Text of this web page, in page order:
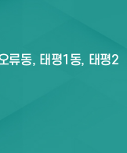
류동, 태평1동, 태평2